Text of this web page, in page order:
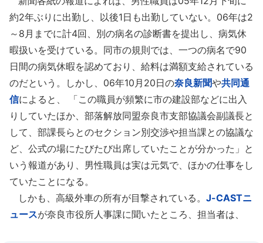
約2年ぶりに出勤し、以後1日も出勤していない。06年は2
～8月までに計4回、別の病名の診断書を提出し、病気休
暇扱いを受けている。同市の規則では、一つの病名で90
日間の病気休暇を認めており、給料は満額支給されている
のだという。しかし、06年10月20日の奈良新聞や共同通
信によると、 「この職員が頻繁に市の建設部などに出入
りしていたほか、部落解放同盟奈良市支部協議会副議長と
して、部課長らとのセクション別交渉や担当課との協議な
ど、公式の場にたびたび出席していたことが分かった」と
いう報道があり、男性職員は実は元気で、ほかの仕事をし
ていたことになる。
しかも、高級外車の所有が目撃されている。 J-CASTニ
ュースが奈良市役所人事課に聞いたところ、担当者は、